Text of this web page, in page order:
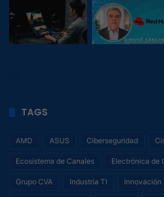
TAGS
AMD ASUS Ciberseguridad
Ecosistema de Canales Electrónica de
Grupo CVA Industria TI Innovación